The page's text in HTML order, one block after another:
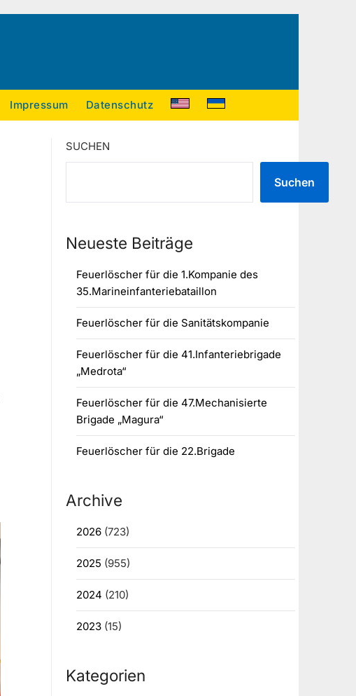
Impressum Datenschutz
SUCHEN
Suchen
Neueste Beiträge
Feuerlöscher für die 1.Kompanie des
35.Marineinfanteriebataillon
Feuerlöscher für die Sanitätskompanie
Feuerlöscher für die 41.Infanteriebrigade
„Medrota“
Feuerlöscher für die 47.Mechanisierte
Brigade „Magura“
Feuerlöscher für die 22.Brigade
Archive
2026(723)
2025 (955)
2024 (210)
2023(15)
Kategorien